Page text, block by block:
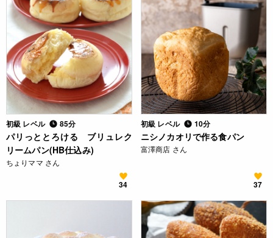
初級 レベル 85分
パリっととろける ブリュレク
リームパン(HB仕込み)
ちょりママ さん
34
初級 レベル 10分
ニシノカオリで作る食パン
富澤商店 さん
37